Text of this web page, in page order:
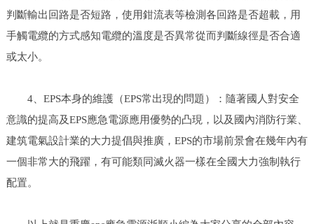
判斷輸出回路是否短路，使用鉗流表等檢測各回路是否超載，用
手觸電纜的方式感知電纜的溫度是否異常從而判斷線徑是否合適
或太小。
4、EPS本身的維護（EPS常出現的問題）：隨著國人對安全
意識的提高及EPS應急電源應用優勢的凸現，以及國內消防行業、
建筑電氣設計業的大力提倡與推廣，EPS的市場前景會在幾年內有
一個非常大的飛躍，有可能類同滅火器一樣在全國大力強制執行
配置。